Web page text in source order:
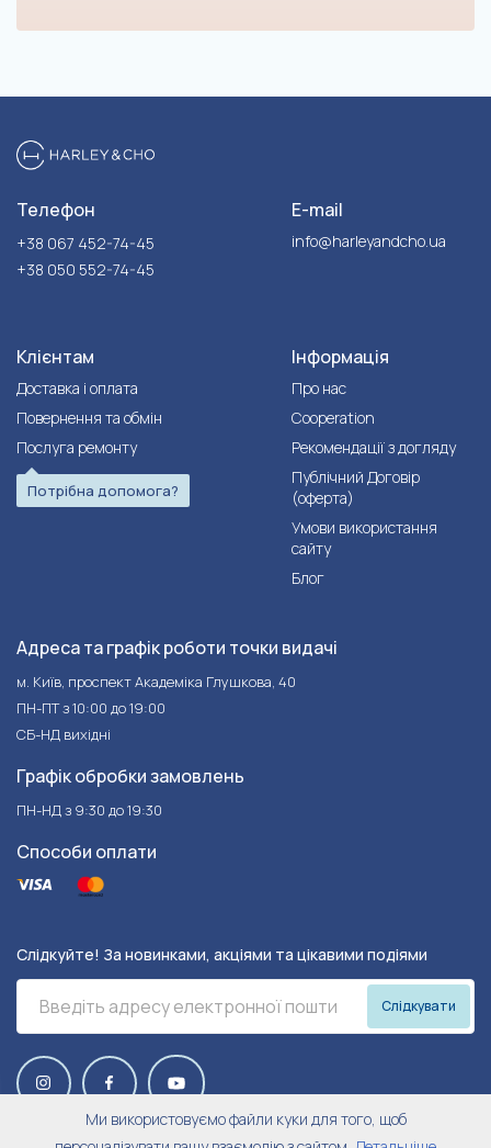
Телефон
+38 067 452-74-45
+38 050 552-74-45
E-mail
info@harleyandcho.ua
Клієнтам
Доставка і оплата
Повернення та обмін
Послуга ремонту
Потрібна допомога?
Інформація
Про нас
Cooperation
Рекомендації з догляду
Публічний Договір
(оферта)
Умови використання
сайту
Блог
Адреса та графік роботи точки видачі
м. Київ, проспект Академіка Глушкова, 40
ПН-ПТ з 10:00 до 19:00
СБ-НД вихідні
Графік обробки замовлень
ПН-НД з 9:30 до 19:30
Способи оплати
Слідкуйте! За новинками, акціями та цікавими подіями
Слідкувати
Ми використовуємо файли куки для того, щоб